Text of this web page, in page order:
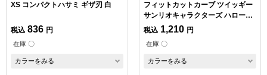
XS コンパクトハサミ ギザ刃 白
税込 836 円
在庫 〇
カラーをみる
フィットカットカーブ ツイッギー
サンリオキャラクターズ ハローキ
ティ 日焼け
税込 1,210 円
在庫 〇
カラーをみる